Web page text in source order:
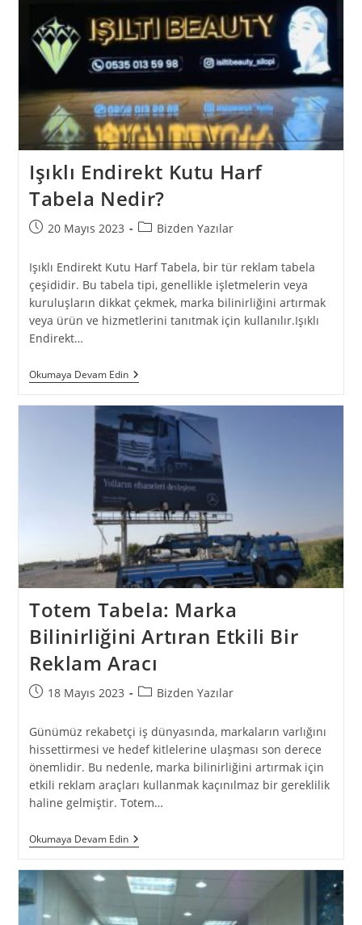
Işıklı Endirekt Kutu Harf
Tabela Nedir?
20 Mayıs 2023 Bizden Yazılar
Işıklı Endirekt Kutu Harf Tabela, bir tür reklam tabela
çeşididir. Bu tabela tipi, genellikle işletmelerin veya
kuruluşların dikkat çekmek, marka bilinirliğini artırmak
veya ürün ve hizmetlerini tanıtmak için kullanılır.Işıklı
Endirekt…
Okumaya Devam Edin
Totem Tabela: Marka
Bilinirliğini Artıran Etkili Bir
Reklam Aracı
18 Mayıs 2023 Bizden Yazılar
Günümüz rekabetçi iş dünyasında, markaların varlığını
hissettirmesi ve hedef kitlelerine ulaşması son derece
önemlidir. Bu nedenle, marka bilinirliğini artırmak için
etkili reklam araçları kullanmak kaçınılmaz bir gereklilik
haline gelmiştir. Totem…
Okumaya Devam Edin